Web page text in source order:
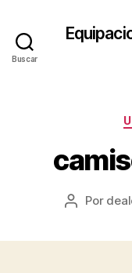
Buscar
Autor
Por